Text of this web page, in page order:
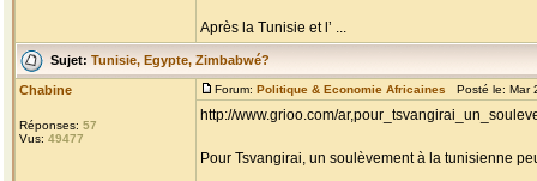
Après la Tunisie et l’ ...
Sujet: Tunisie, Egypte, Zimbabwé?
Chabine
Réponses: 57
Vus: 49477
Forum: Politique & Economie Africaines Posté le: Mar
http://www.grioo.com/
Pour Tsvangirai, un soulèvement à la tunisienne